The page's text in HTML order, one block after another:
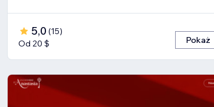
5,0 (15)
Od 20 $
Pokaż